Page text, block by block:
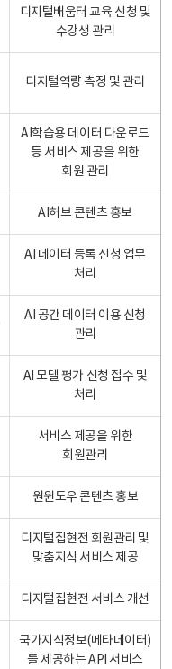
디지털배움터 교육 신청 및
수강생 관리
디지털역량 측정 및 관리
AI학습용 데이터 다운로드
등 서비스 제공을 위한
회원 관리
AI허브 콘텐츠 홍보
AI 데이터 등록 신청 업무
처리
AI 공간 데이터 이용 신청
관리
AI 모델 평가 신청 접수 및
처리
서비스 제공을 위한
회원관리
원윈도우 콘텐츠 홍보
디지털집현전 회원관리 및
맞춤지식 서비스 제공
디지털집현전 서비스 개선
국가지식정보(메타데이터)
를 제공하는 API 서비스